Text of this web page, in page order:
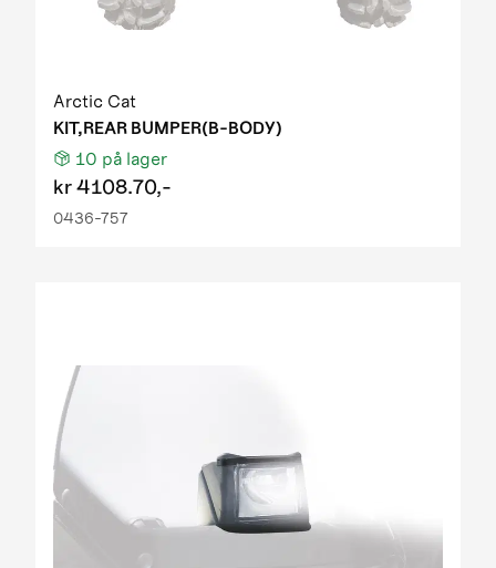
Arctic Cat
KIT,REAR BUMPER(B-BODY)
10 på lager
kr4108.70,-
0436-757